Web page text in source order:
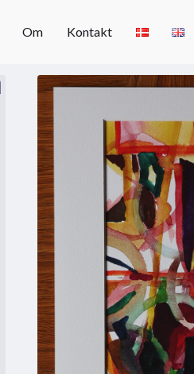
Om Kontakt